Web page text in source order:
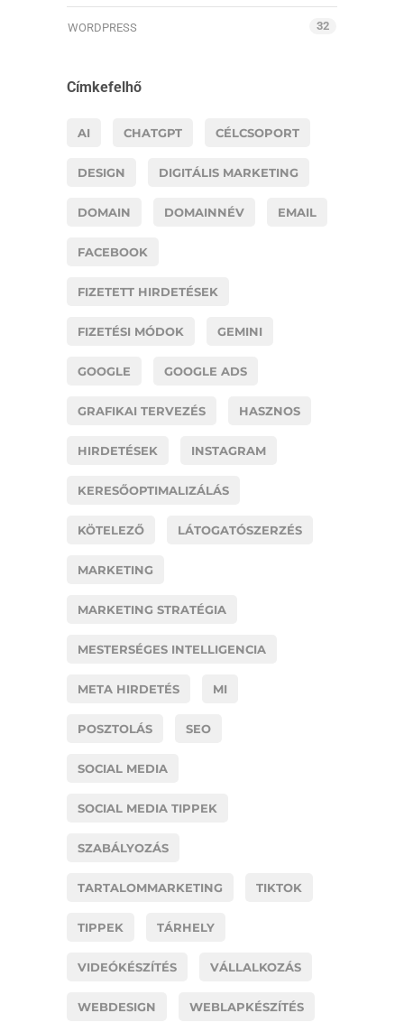
WORDPRESS 32
Címkefelhő
AI CHATGPT CÉLCSOPORT
DESIGN DIGITÁLIS MARKETING
DOMAIN DOMAINNÉV EMAIL
FACEBOOK
FIZETETT HIRDETÉSEK
FIZETÉSI MÓDOK GEMINI
GOOGLE GOOGLE ADS
GRAFIKAI TERVEZÉS HASZNOS
HIRDETÉSEK INSTAGRAM
KERESŐOPTIMALIZÁLÁS
KÖTELEZŐ LÁTOGATÓSZERZÉS
MARKETING
MARKETING STRATÉGIA
MESTERSÉGES INTELLIGENCIA
META HIRDETÉS MI
POSZTOLÁS SEO
SOCIAL MEDIA
SOCIAL MEDIA TIPPEK
SZABÁLYOZÁS
TARTALOMMARKETING TIKTOK
TIPPEK TÁRHELY
VIDEÓKÉSZÍTÉS VÁLLALKOZÁS
WEBDESIGN WEBLAPKÉSZÍTÉS